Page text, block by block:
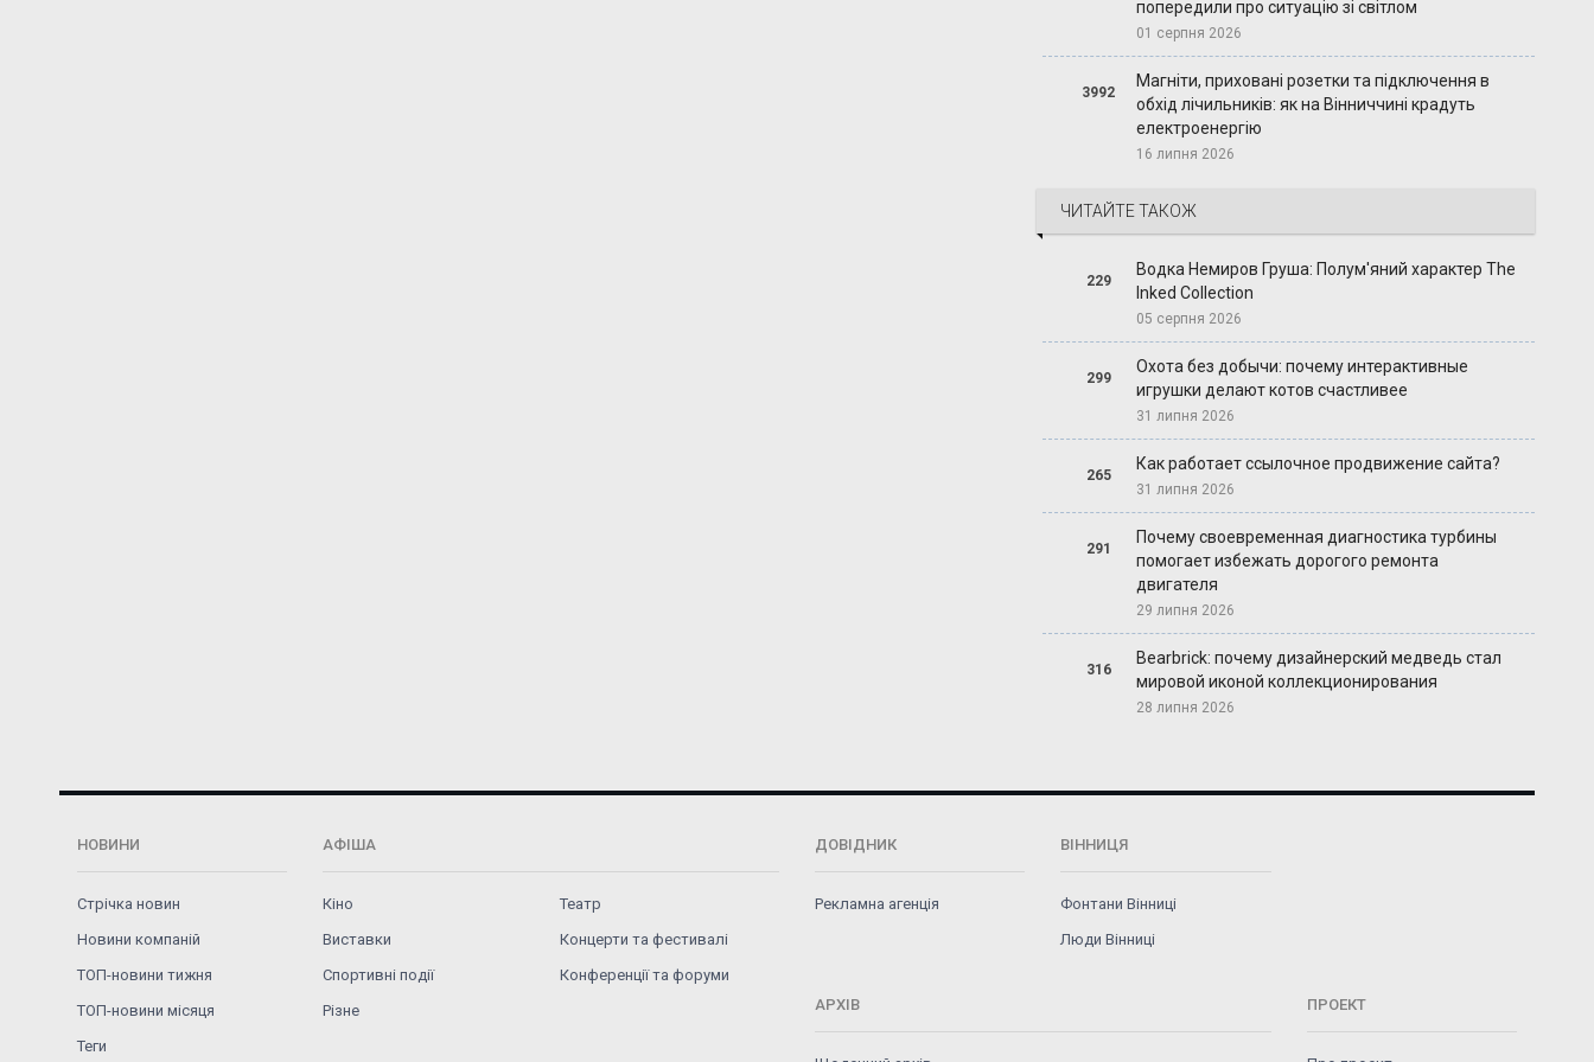
попередили про ситуацію зі світлом
01 серпня 2026
3992
Магніти, приховані розетки та підключення в
обхід лічильників: як на Вінниччині крадуть
електроенергію
16 липня 2026
ЧИТАЙТЕ ТАКОЖ
229
Водка Немиров Груша: Полум'яний характер The
Inked Collection
05 серпня 2026
299
Охота без добычи: почему интерактивные
игрушки делают котов счастливее
31 липня 2026
265
Как работает ссылочное продвижение сайта?
31 липня 2026
291
Почему своевременная диагностика турбины
помогает избежать дорогого ремонта
двигателя
29 липня 2026
316
Bearbrick: почему дизайнерский медведь стал
мировой иконой коллекционирования
28 липня 2026
НОВИНИ
Стрічка новин
Новини компаній
ТОП-новини тижня
ТОП-новини місяця
Теги
АФІША
Кіно
Театр
Виставки
Концерти та фестивалі
Спортивні події
Конференції та форуми
Різне
ДОВІДНИК
Рекламна агенція
ВІННИЦЯ
Фонтани Вінниці
Люди Вінниці
АРХІВ ПРОЕКТ